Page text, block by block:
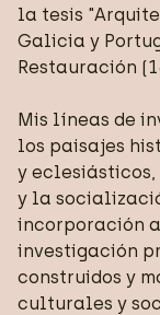
la tesis
Galicia y
Restauración
Mis líneas de
los paisajes
y
y la
incorporación
investigación
construidos y
culturales y